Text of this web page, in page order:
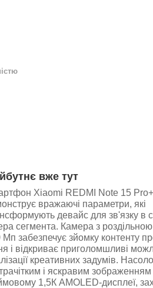
вже тут
Xiaomi REDMI Note 15
вражаючі параметри, які
девайс для зв'язку в
сегмента. Камера з роздільною
Мп забезпечує зйомку контенту
і відкриває приголомшливі
креативних задумів.
і яскравим
1,5К AMOLED-дисплеї,